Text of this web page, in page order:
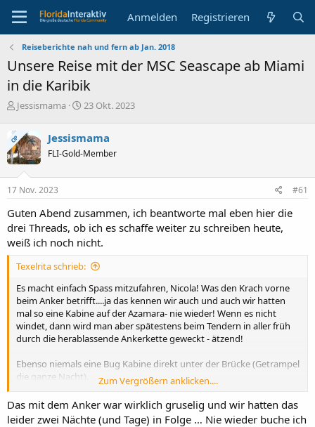
Anmelden Registrieren
Reiseberichte nah und fern ab Jan. 2018
Unsere Reise mit der MSC Seascape ab Miami
in die Karibik
E
t
e
l
l
e
Jessismama
E
t
e
l
m
23 Okt. 2023
OP Jessismama
FLI-Gold-Member
17 Nov. 2023 #61
Guten Abend zusammen, ich beantworte mal eben hier die
drei Threads, ob ich es schaffe weiter zu schreiben heute,
weiß ich noch nicht.
Texelrita schrieb:
Es macht einfach Spass mitzufahren, Nicola! Was den Krach vorne
beim Anker betrifft....ja das kennen wir auch und auch wir hatten
mal so eine Kabine auf der Azamara- nie wieder! Wenn es nicht
windet, dann wird man aber spätestens beim Tendern in aller früh
durch die herablassende Ankerkette geweckt - ätzend!
Ebenso niemals eine Bug Kabine direkt unter der Brücke (Getrampel
die ganze Nacht).
Mir gefällts bisher und ich bin jetzt schon total auf dein Fazit über
das Schiff gespannt!
Zum Vergrößern anklicken....
Das mit dem Anker war wirklich gruselig und wir hatten das
leider zwei Nächte (und Tage) in Folge … Nie wieder buche ich